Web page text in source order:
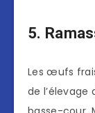
5.
Les œufs
de l’élevage